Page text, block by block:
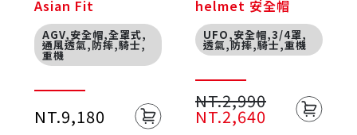
Asian Fit
AGV,安全帽,全罩式,
通風透氣,防摔,騎士,
重機
NT.9,180
helmet 安全帽
UFO,安全帽,3/4罩,
透氣,防摔,騎士,重機
NT.2,990
NT.2,640